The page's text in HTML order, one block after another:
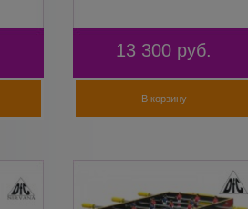
13 300 руб.
В корзину